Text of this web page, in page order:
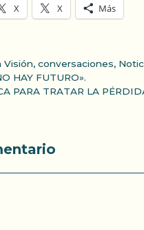
X X Más
Visión, conversaciones,
HAY FUTURO».
PARA TRATAR LA